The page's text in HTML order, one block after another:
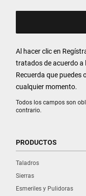
Todos los campos son
contrario.
Al hacer clic en
tratados de acuerdo a
Recuerda que puedes
cualquier momento.
PRODUCTOS
Taladros
Sierras
Esmeriles y Pulidoras